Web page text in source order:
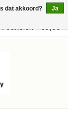
- €0,00
dat akkoord?
Ja